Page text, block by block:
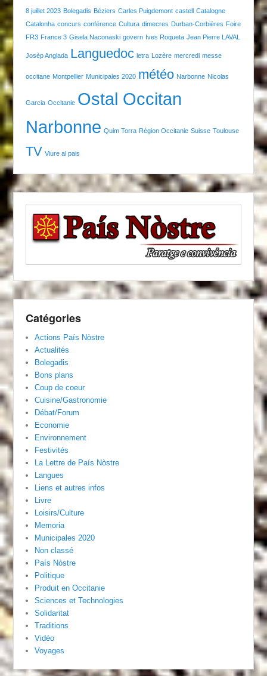
8 juillet 2023 Bolegadis Béziers Carles Puigdemont castell Catalogne
Catalonha concurs conférence Cultura dimecres Durban-Corbières Foire
FR3 France 3 Gisela Naconaski govern Ives Roqueta Jean Pierre LAVAL
Josèp Anglada Languedoc letra Lozère mercredi messe
occitane Montpellier Municipales 2020 météo Narbonne Nicolas
Garcia Occitanie Ostal Occitan
Narbonne Quim Torra Région Occitanie Suisse Toulouse
TV Viure al pais
Catégories
Actions País Nòstre
Actualités
Bolegadis
Bons plans
Coup de coeur
Cuisine/Gastronomie
Débat/Forum
Economie
Environnement
Festivités
La Lettre de País Nòstre
Langues
Liens et autres infos
Livre
Loisirs/Culture
Memoria
Municipales 2020
Non classé
País Nòstre
Politique
Produit en Occitanie
Sciences et Technologies
Solidaritat
Traditions
Vidéo
Voyages